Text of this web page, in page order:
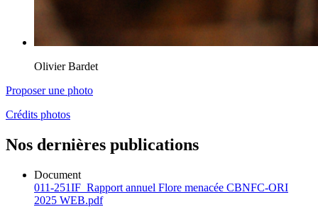
Olivier Bardet
Proposer une photo
Crédits photos
Nos dernières publications
Document
011-251IF_Rapport annuel Flore menacée CBNFC-ORI
2025 WEB.pdf